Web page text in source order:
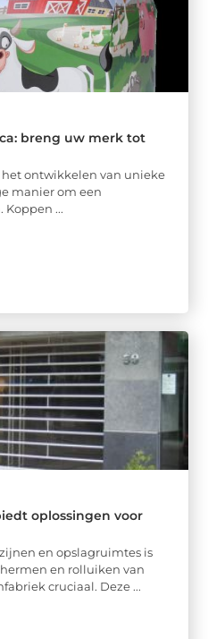
breng uw merk tot
het ontwikkelen van unieke
manier om een
...
oplossingen voor
en opslagruimtes is
en rolluiken van
cruciaal. Deze ...